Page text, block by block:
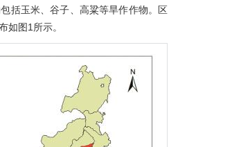
括玉米、谷子、高粱等旱作作物。区
如图1 所示。